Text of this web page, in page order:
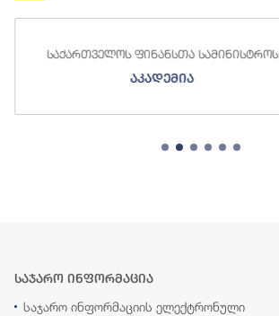
საქართველოს ფინანსთა სამინისტროს
აკადემია
საჯარო ინფორმაცია
საჯარო ინფორმაციის ელექტრონული